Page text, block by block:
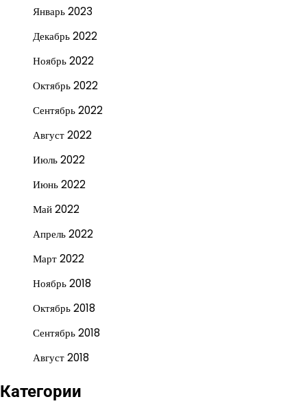
Январь 2023
Декабрь 2022
Ноябрь 2022
Октябрь 2022
Сентябрь 2022
Август 2022
Июль 2022
Июнь 2022
Май 2022
Апрель 2022
Март 2022
Ноябрь 2018
Октябрь 2018
Сентябрь 2018
Август 2018
Категории